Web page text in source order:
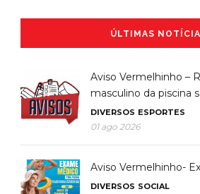
ÚLTIMAS
Aviso Vermelhinho –
masculino da piscina
DIVERSOS ESPORTES
01 ago 2026
Aviso Vermelhinho-
DIVERSOS SOCIAL